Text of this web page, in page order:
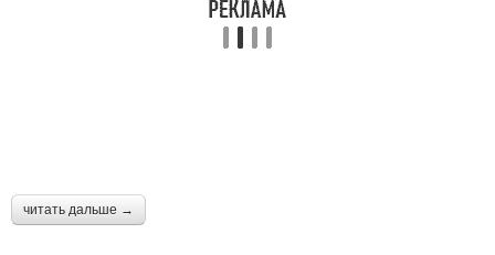
читать дальше →